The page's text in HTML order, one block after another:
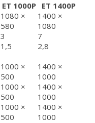
ET 1000P ET 1400P
1080 ×
580
1400 ×
1080
3
7
1,5
2,8
1000 ×
500
1400 ×
1000
1000 ×
500
1400 ×
1000
1000 ×
500
1400 ×
1000